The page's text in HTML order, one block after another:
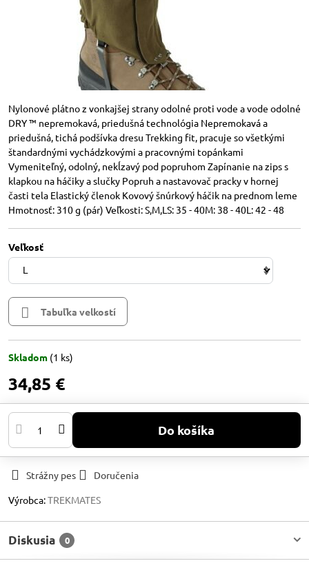
Nylonové plátno z vonkajšej strany odolné proti vode a vode odolné
DRY ™ nepremokavá, priedušná technológia Nepremokavá a
priedušná, tichá podšívka dresu Trekking fit, pracuje so všetkými
štandardnými vychádzkovými a pracovnými topánkami
Vymeniteľný, odolný, nekĺzavý pod popruhom Zapínanie na zips s
klapkou na háčiky a slučky Popruh a nastavovač pracky v hornej
časti tela Elastický členok Kovový šnúrkový háčik na prednom leme
Hmotnosť: 310 g (pár) Veľkosti: S,M,LS: 35 - 40M: 38 - 40L: 42 - 48
Veľkosť
Tabuľka velkostí
Skladom (1 ks)
34,85 €
Do košíka
Strážny pes
Doručenia
Výrobca:TREKMATES
Diskusia 0